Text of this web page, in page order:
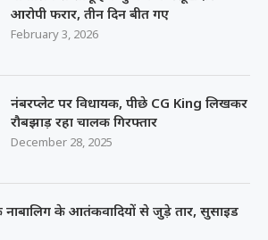
आरोपी फरार, तीन दिन बीत गए
February 3, 2026
नंबरप्लेट पर विधायक, पीछे CG King लिखकर
रौबझाड़ रहा चालक गिरफ्तार
December 28, 2025
के आतंकवादियों से जुड़े तार, सुसाइड